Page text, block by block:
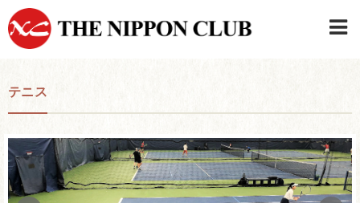
テニス
日本クラブメンバーログイン
連絡先・駐車場
はじめてご利用の方はこちら
›